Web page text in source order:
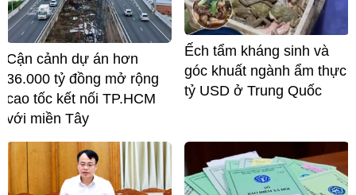
Cận cảnh dự án hơn
36.000 tỷ đồng mở rộng
cao tốc kết nối TP.HCM
với miền Tây
Ếch tẩm kháng sinh và
góc khuất ngành ẩm thực
tỷ USD ở Trung Quốc